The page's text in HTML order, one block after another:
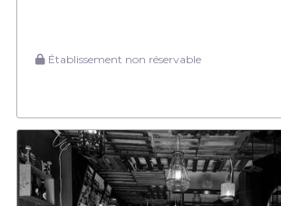
Établissement non réservable